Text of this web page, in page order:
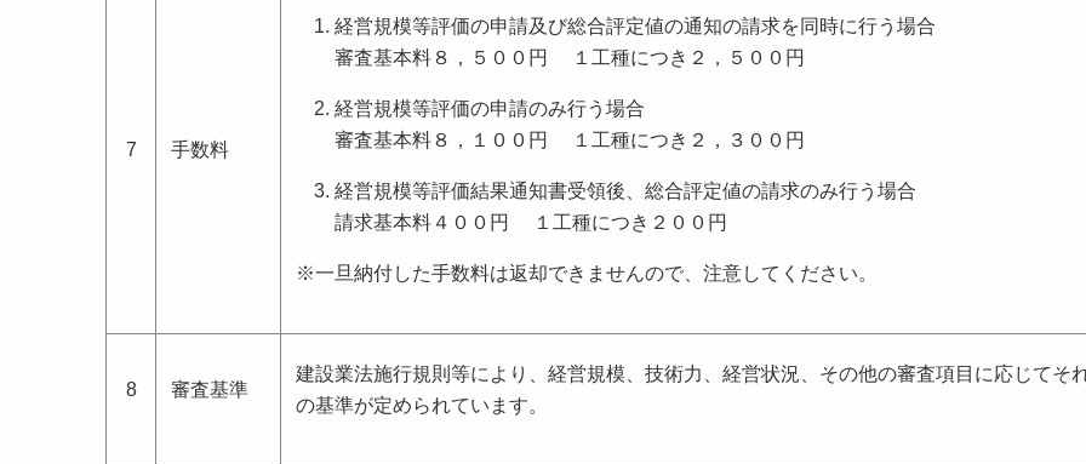
7 手数料
経営規模等評価の申請及び総合評定値の通知の請求を同時に行う場合
審査基本料８，５００円 １工種につき２，５００円
経営規模等評価の申請のみ行う場合
審査基本料８，１００円 １工種につき２，３００円
経営規模等評価結果通知書受領後、総合評定値の請求のみ行う場合
請求基本料４００円 １工種につき２００円
※一旦納付した手数料は返却できませんので、注意してください。
8 審査基準
建設業法施行規則等により、経営規模、技術力、経営状況、その他の審査項目に応じてそ
の基準が定められています。